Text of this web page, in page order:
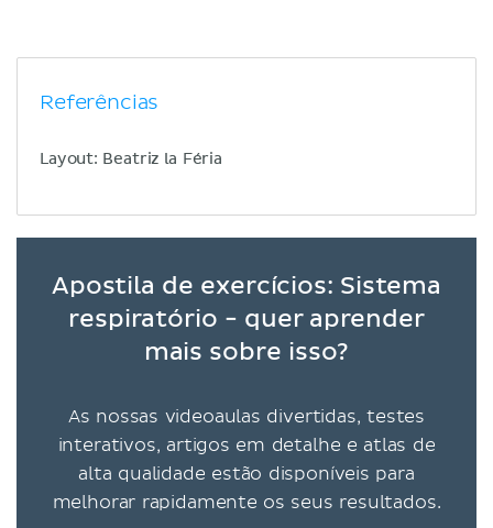
Referências
Layout: Beatriz la Féria
Apostila de exercícios: Sistema
respiratório - quer aprender
mais sobre isso?
As nossas videoaulas divertidas, testes
interativos, artigos em detalhe e atlas de
alta qualidade estão disponíveis para
melhorar rapidamente os seus resultados.